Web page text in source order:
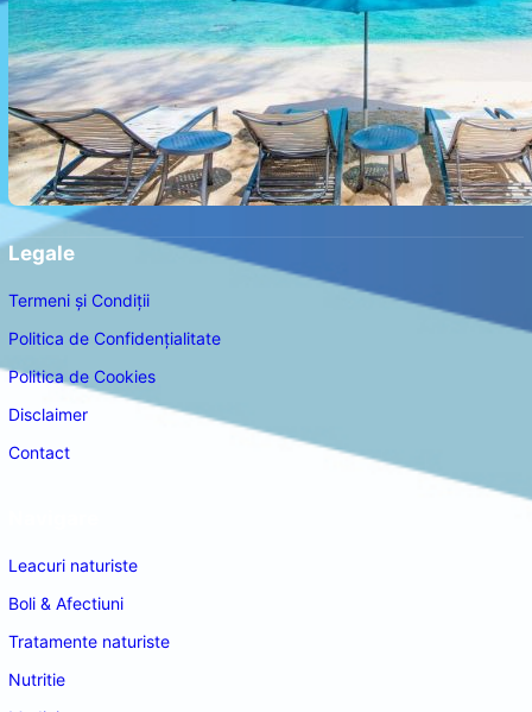
Legale
Termeni și Condiții
Politica de Confidențialitate
Politica de Cookies
Disclaimer
Contact
Leacuri naturiste
Boli & Afectiuni
Tratamente naturiste
Nutritie